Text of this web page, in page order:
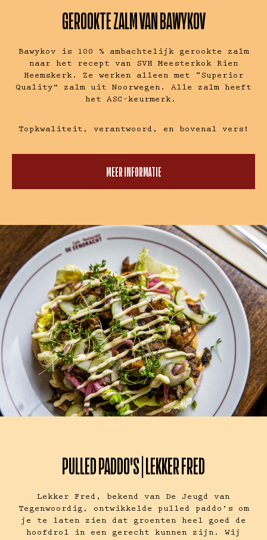
GEROOKTE ZALM VAN BAWYKOV
Bawykov is 100 % ambachtelijk gerookte zalm
naar het recept van SVH Meesterkok Rien
Heemskerk. Ze werken alleen met “Superior
Quality” zalm uit Noorwegen. Alle zalm heeft
het ASC-keurmerk.
Topkwaliteit, verantwoord, en bovenal vers!
MEER INFORMATIE
PULLED PADDO'S | LEKKER FRED
Lekker Fred, bekend van De Jeugd van
Tegenwoordig, ontwikkelde pulled paddo’s om
je te laten zien dat groenten heel goed de
hoofdrol in een gerecht kunnen zijn. Wij